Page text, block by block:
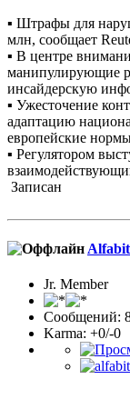
▪️ Штрафы для
млн, сообщает
▪️ В центре
манипулирующие
инсайдерскую
▪️ Ужесточение
адаптацию
европейские
▪️ Регулятором
Записан
Jr. Member
Сообщений:
Karma: +0/-0